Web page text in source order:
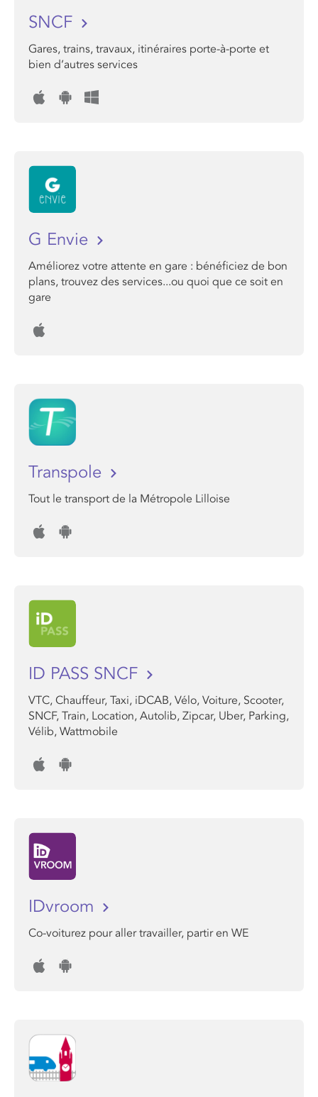
SNCF
Gares, trains, travaux, itinéraires porte-à-porte et
bien d’autres services
G Envie
Améliorez votre attente en gare : bénéficiez de bon
plans, trouvez des services...ou quoi que ce soit en
gare
Transpole
Tout le transport de la Métropole Lilloise
ID PASS SNCF
VTC, Chauffeur, Taxi, iDCAB, Vélo, Voiture, Scooter,
SNCF, Train, Location, Autolib, Zipcar, Uber, Parking,
Vélib, Wattmobile
IDvroom
Co-voiturez pour aller travailler, partir en WE